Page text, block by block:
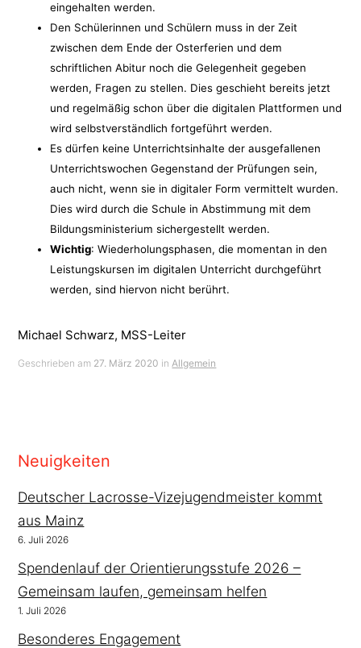
eingehalten werden.
Den Schülerinnen und Schülern muss in der Zeit
zwischen dem Ende der Osterferien und dem
schriftlichen Abitur noch die Gelegenheit gegeben
werden, Fragen zu stellen. Dies geschieht bereits jetzt
und regelmäßig schon über die digitalen Plattformen und
wird selbstverständlich fortgeführt werden.
Es dürfen keine Unterrichtsinhalte der ausgefallenen
Unterrichtswochen Gegenstand der Prüfungen sein,
auch nicht, wenn sie in digitaler Form vermittelt wurden.
Dies wird durch die Schule in Abstimmung mit dem
Bildungsministerium sichergestellt werden.
Wichtig: Wiederholungsphasen, die momentan in den
Leistungskursen im digitalen Unterricht durchgeführt
werden, sind hiervon nicht berührt.
Michael Schwarz, MSS-Leiter
Geschrieben am 27. März 2020 inAllgemein
Neuigkeiten
Deutscher Lacrosse-Vizejugendmeister kommt
aus Mainz
6. Juli 2026
Spendenlauf der Orientierungsstufe 2026 –
Gemeinsam laufen, gemeinsam helfen
1. Juli 2026
Besonderes Engagement